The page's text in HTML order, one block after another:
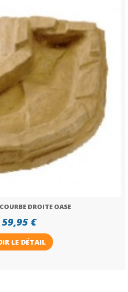
DROITE OASE
59,95 €
LE DÉTAIL